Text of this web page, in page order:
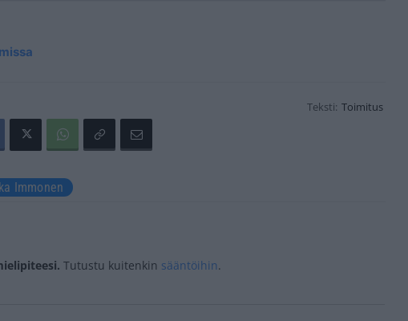
Teksti: Toimitus
Immonen
Tutustu kuitenkin sääntöihin.